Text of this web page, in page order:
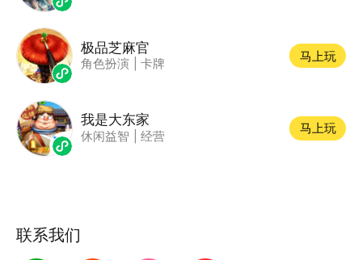
极品芝麻官
角色扮演 卡牌
马上玩
我是大东家
休闲益智 经营
马上玩
联系我们